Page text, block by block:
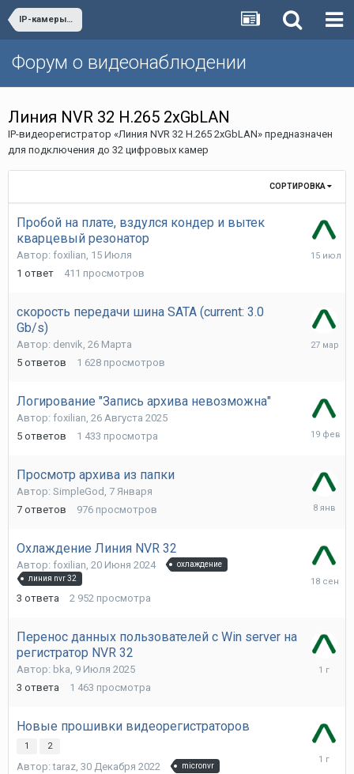
IP-камеры и видеорегистраторы «Линия»
Форум о видеонаблюдении
Линия NVR 32 H.265 2xGbLAN
IP-видеорегистратор «Линия NVR 32 H.265 2xGbLAN» предназначен
для подключения до 32 цифровых камер
СОРТИРОВКА
Пробой на плате, вздулся кондер и вытек
кварцевый резонатор
Автор: foxilian, 15 Июля
1 ответ 411 просмотров
15
скорость передачи шина SATA (current: 3.0
Gb/s)
Автор: denvik, 26 Марта
5 ответов 1 628 просмотров
27
Логирование "Запись архива невозможна"
Автор: foxilian, 26 Августа 2025
5 ответов 1 433 просмотра
19
Просмотр архива из папки
Автор: SimpleGod , 7 Января
7 ответов 976 просмотров
8
Охлаждение Линия NVR 32
Автор: foxilian, 20 Июня 2024
охлаждение
линия nvr 32
3 ответа 2 952 просмотра
18
Перенос данных пользователей с Win server на
регистратор NVR 32
Автор: bka, 9 Июля 2025
3 ответа 1 463 просмотра
Новые прошивки видеорегистраторов
1 2
Автор:taraz, 30 Декабря 2022 micronvr
31